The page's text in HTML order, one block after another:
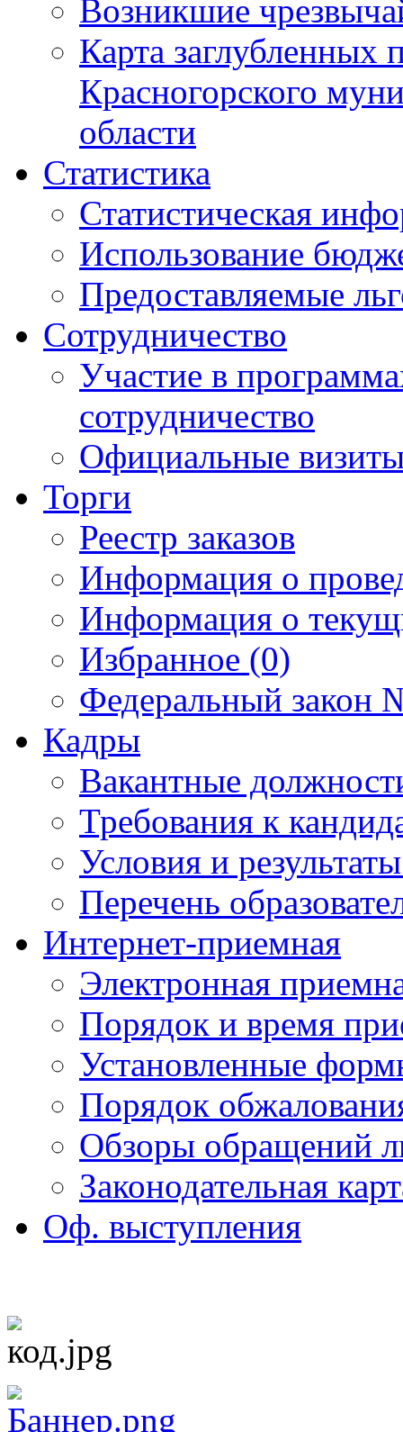
Возникшие
Карта
Красногорского
области
Статистика
Статистическая
Использование
Предоставляемые
Сотрудничество
Участие в
сотрудничество
Официальные
Торги
Реестр заказов
Информация о
Информация о
Избранное (0)
Федеральный закон
Кадры
Вакантные
Требования к
Условия и
Перечень
Интернет-приемная
Электронная
Порядок и время
Установленные
Порядок
Обзоры обращений
Законодательная
Оф. выступления